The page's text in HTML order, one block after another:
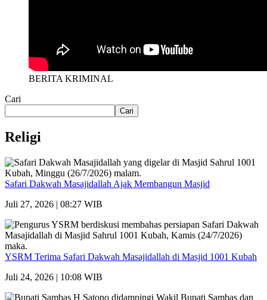
BERITA KRIMINAL
Cari
Cari
Religi
Safari Dakwah Masajidallah Ajak Membangun Masjid
Juli 27, 2026 | 08:27 WIB
YSRM Terima Safari Dakwah Masajidallah di Masjid 1001 Kubah
Juli 24, 2026 | 10:08 WIB